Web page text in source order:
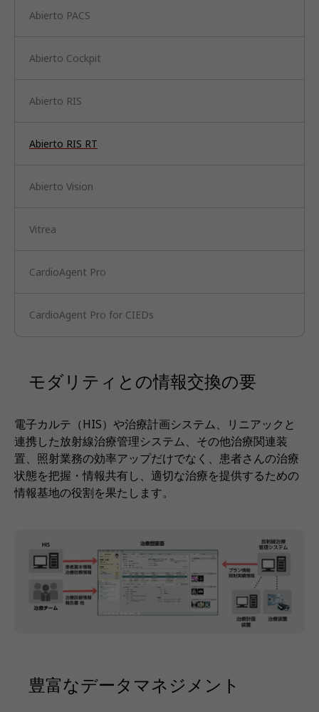
Abierto PACS
Abierto Cockpit
Abierto RIS
Abierto RIS RT
Abierto Vision
Vitrea
CardioAgent Pro
CardioAgent Pro for CIEDs
モダリティとの情報交換の要
電子カルテ（HIS）や治療計画システム、リニアックと
連携した放射線治療管理システム、その他治療関連装
置、照射業務の効率アップだけでなく、患者さんの治療
状態を把握・情報共有し、適切な治療を提供するための
情報基地の役割を果たします。
豊富なデータマネジメント